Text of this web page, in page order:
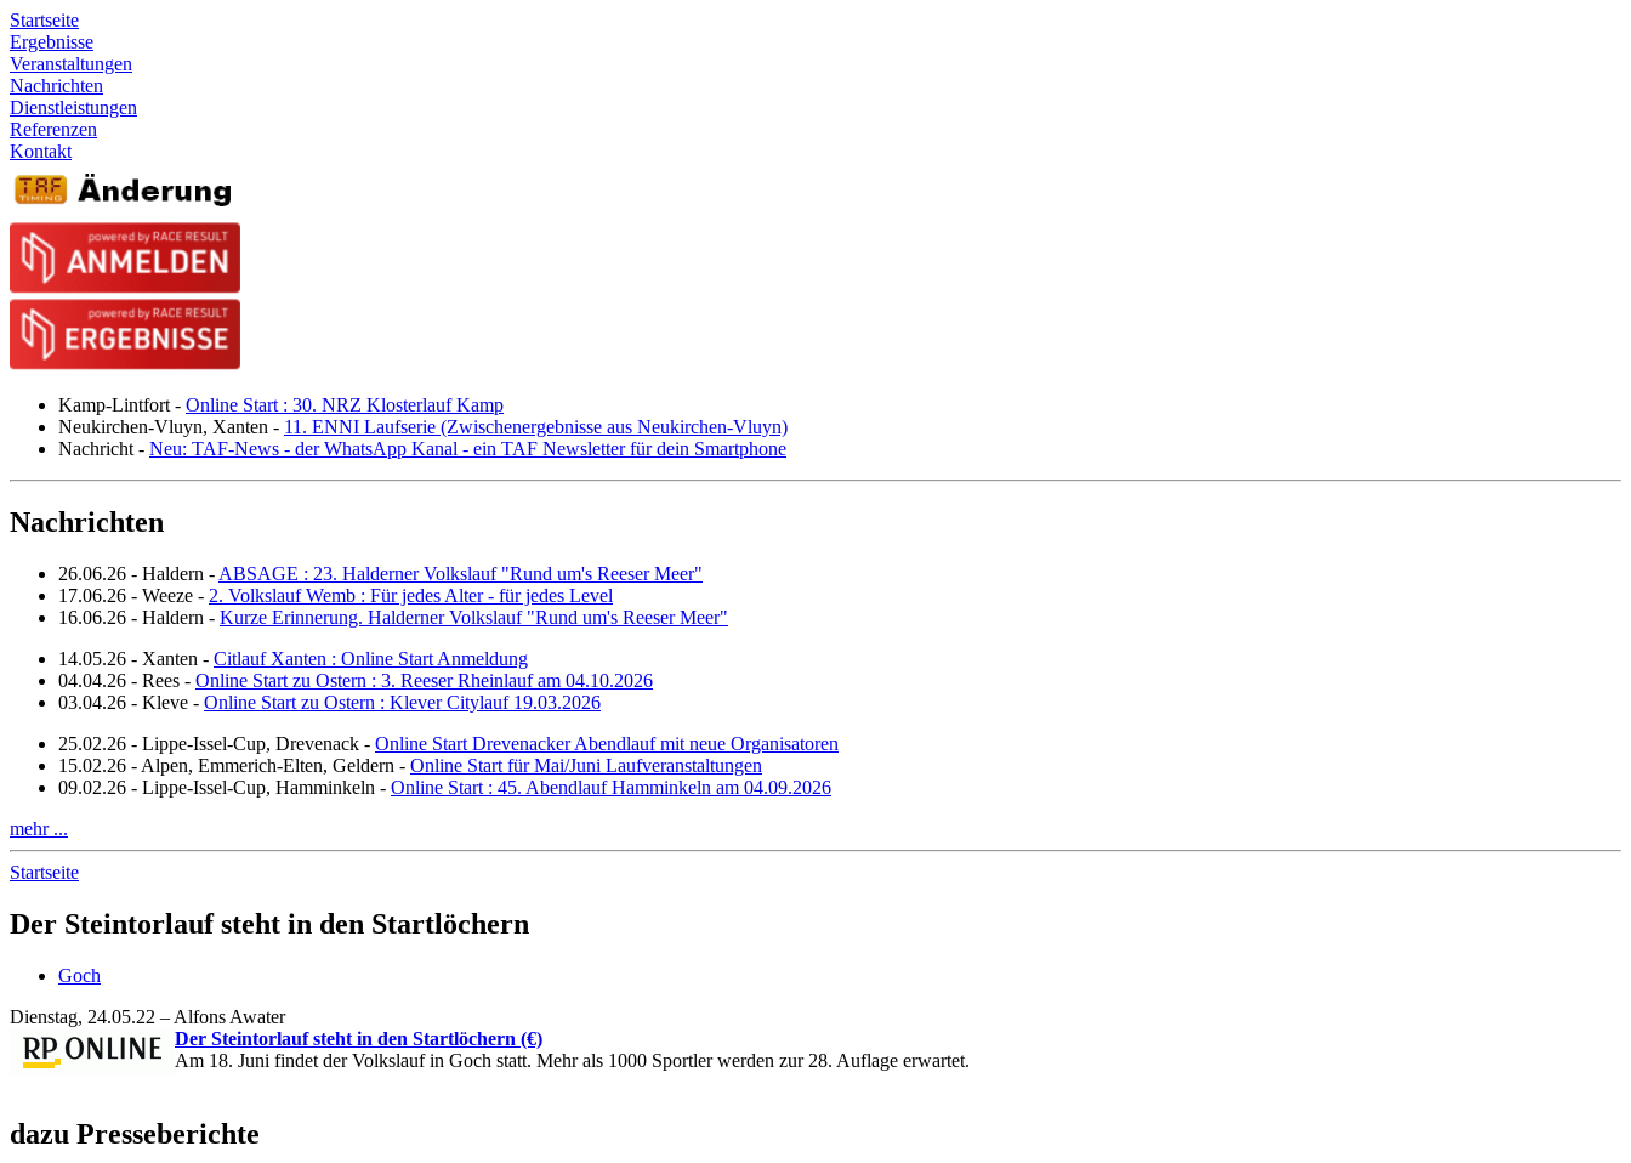
Startseite
Ergebnisse
Veranstaltungen
Nachrichten
Dienstleistungen
Referenzen
Kontakt
Kamp-Lintfort - Online Start : 30. NRZ Klosterlauf Kamp
Neukirchen-Vluyn, Xanten - 11. ENNI Laufserie (Zwischenergebnisse aus Neukirchen-Vluyn)
Nachricht - Neu: TAF-News - der WhatsApp Kanal - ein TAF Newsletter für dein Smartphone
Nachrichten
26.06.26 - Haldern - ABSAGE : 23. Halderner Volkslauf "Rund um's Reeser Meer"
17.06.26 - Weeze - 2. Volkslauf Wemb : Für jedes Alter - für jedes Level
16.06.26 - Haldern - Kurze Erinnerung. Halderner Volkslauf "Rund um's Reeser Meer"
14.05.26 - Xanten - Citlauf Xanten : Online Start Anmeldung
04.04.26 - Rees - Online Start zu Ostern : 3. Reeser Rheinlauf am 04.10.2026
03.04.26 - Kleve - Online Start zu Ostern : Klever Citylauf 19.03.2026
25.02.26 - Lippe-Issel-Cup, Drevenack - Online Start Drevenacker Abendlauf mit neue Organisatoren
15.02.26 - Alpen, Emmerich-Elten, Geldern - Online Start für Mai/Juni Laufveranstaltungen
09.02.26 - Lippe-Issel-Cup, Hamminkeln - Online Start : 45. Abendlauf Hamminkeln am 04.09.2026
mehr ...
Startseite
Der Steintorlauf steht in den Startlöchern
Goch
Dienstag, 24.05.22 – Alfons Awater
Der Steintorlauf steht in den Startlöchern (€)
Am 18. Juni findet der Volkslauf in Goch statt. Mehr als 1000 Sportler werden zur 28. Auflage erwartet.
dazu Presseberichte